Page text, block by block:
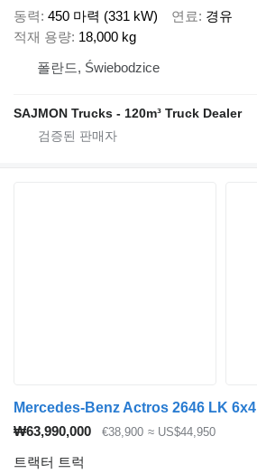
동력 450 마력 (331 kW) 연료
경유
적재 용량 18,000 kg
폴란드, Świebodzice
SAJMON Trucks - 120m³ Truck Dealer
Mercedes-Benz Actros 2646 LK 6x4
₩63,990,000
€38,900 ≈ US$44,950
트랙터 트럭